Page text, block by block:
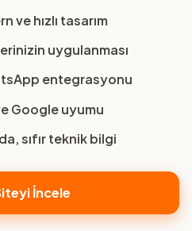
ve hızlı tasarım
uygulanması
entegrasyonu
Google uyumu
sıfır teknik bilgi
İncele